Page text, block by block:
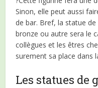
Sinon, elle peut aussi
de bar. Bref, la statue
bronze ou autre sera le
collègues et les êtres
surement sa place dans
Les statues de